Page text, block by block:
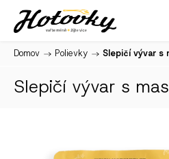
Domov / Polievky / Slepičí vývar s
Slepičí vývar s